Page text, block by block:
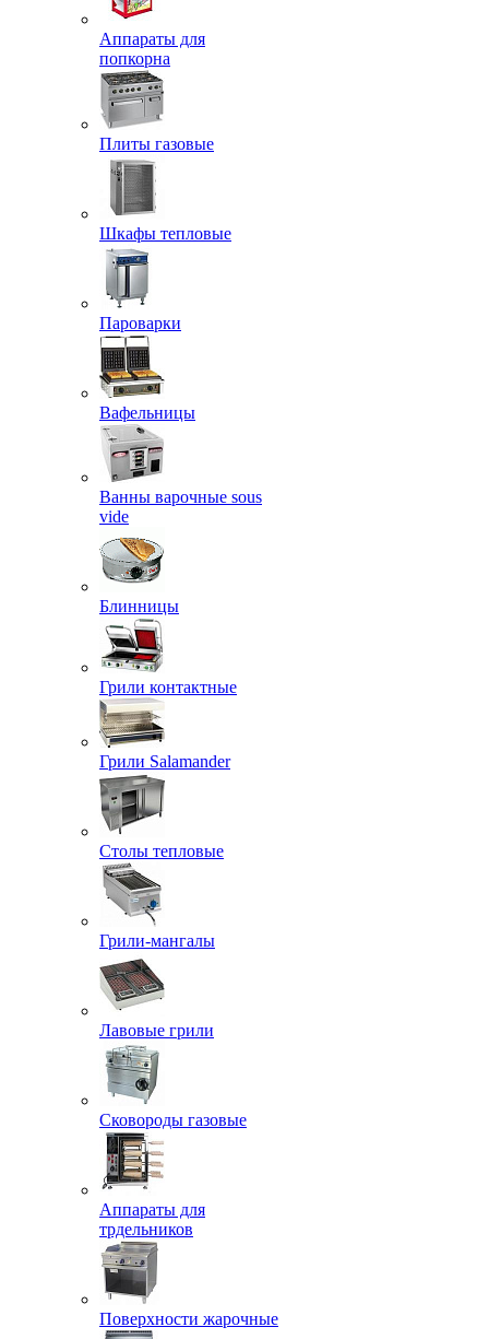
Аппараты для
попкорна
Плиты газовые
Шкафы тепловые
Пароварки
Вафельницы
Ванны варочные sous
vide
Блинницы
Грили контактные
Грили Salamander
Столы тепловые
Грили-мангалы
Лавовые грили
Сковороды газовые
Аппараты для
трдельников
Поверхности жарочные